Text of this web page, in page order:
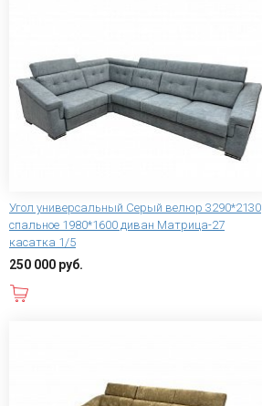
Угол универсальный Серый велюр 3290*2130
спальное 1980*1600 диван Матрица-27
касатка 1/5
250 000 руб.